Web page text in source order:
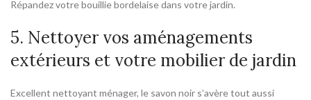
Répandez votre bouillie bordelaise dans votre jardin.
5. Nettoyer vos aménagements
extérieurs et votre mobilier de jardin
Excellent nettoyant ménager, le savon noir s’avère tout aussi